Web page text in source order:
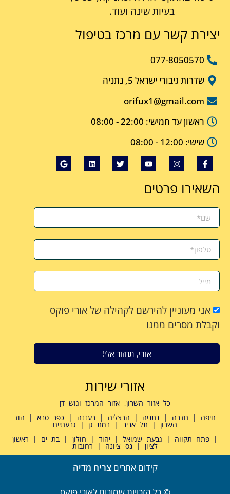
בעיות שינה ועוד.
יצירת קשר עם מרכז בטיפול
077-8050570
שדרות גיבורי ישראל 5, נתניה
orifux1@gmail.com
ראשון עד חמישי: 22:00 - 08:00
שישי: 12:00 - 08:00
השאירו פרטים
אני מעוניין להירשם לקהילה של אורי פוקס
וקבלת מסרים ממנו
אורי, תחזור אלי!
אזורי שירות
כל אזור השרון, אזור המרכז וגוש דן
חיפה | חדרה | נתניה | הרצליה | רעננה | כפר סבא | הוד
השרון | תל אביב | רמת גן | גבעתיים
| פתח תקווה | גבעת שמואל | יהוד | חולון | בת ים | ראשון
לציון | נס ציונה | רחובות
קידום אתריםצריח מדיה